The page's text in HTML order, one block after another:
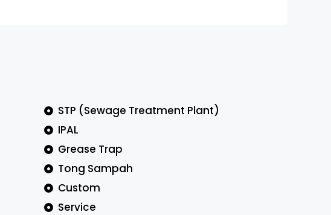
STP (Sewage Treatment Plant)
IPAL
Grease Trap
Tong Sampah
Custom
Service